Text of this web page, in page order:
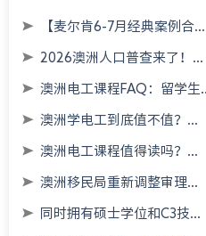
【麦尔肯6-7月经典案例合...
2026澳洲人口普查来了！...
澳洲电工课程FAQ：留学生...
澳洲学电工到底值不值？...
澳洲电工课程值得读吗？...
澳洲移民局重新调整审理...
同时拥有硕士学位和C3技...